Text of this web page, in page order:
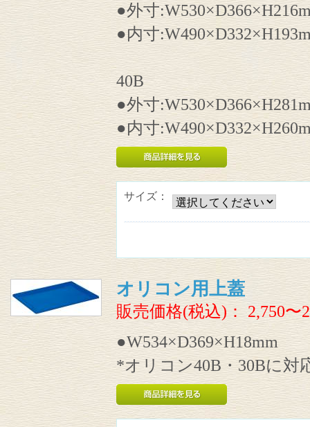
●外寸
●内寸
40B
●外寸
●内寸
サイズ：
オリコン用上蓋
販売価格(税込)： 2,750〜
●W534×D369×H18mm
*オリコン40B・30Bに対